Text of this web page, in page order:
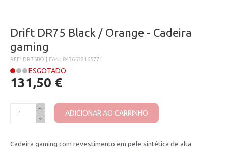
Drift DR75 Black / Orange - Cadeira
gaming
REF: DR75BO | EAN: 8436532165771
ESGOTADO
131,50 €
ADICIONAR AO CARRINHO
Cadeira gaming com revestimento em pele sintética de alta